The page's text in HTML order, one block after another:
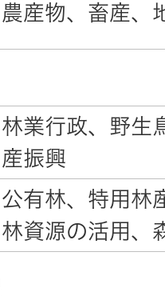
農産物、畜産、
林業行政、野生
産振興
公有林、特用林
林資源の活用、